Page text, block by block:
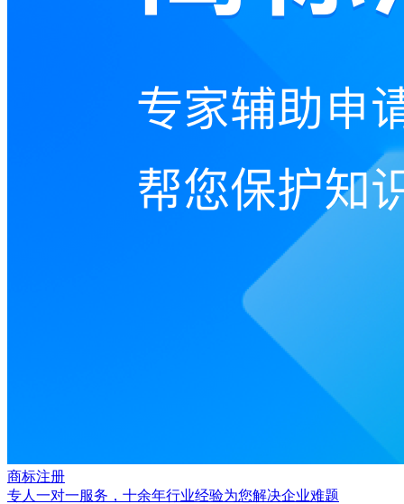
商标注册
专人一对一服务，十余年行业经验为您解决企业难题